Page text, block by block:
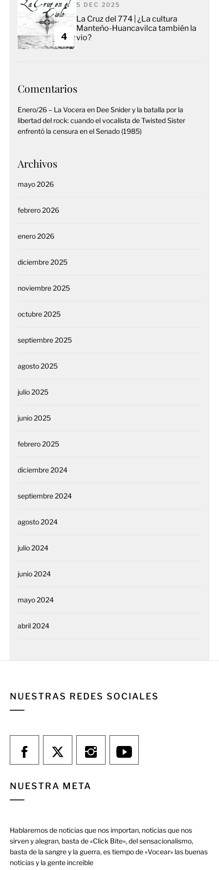
4
5 DEC 2025
La Cruz del 774 | ¿La cultura
Manteño-Huancavilca también la
vio?
Comentarios
Enero/26 – La Vocera en Dee Snider y la batalla por la
libertad del rock: cuando el vocalista de Twisted Sister
enfrentó la censura en el Senado (1985)
Archivos
mayo 2026
febrero 2026
enero 2026
diciembre 2025
noviembre 2025
octubre 2025
septiembre 2025
agosto 2025
julio 2025
junio 2025
febrero 2025
diciembre 2024
septiembre 2024
agosto 2024
julio 2024
junio 2024
mayo 2024
abril 2024
NUESTRAS REDES SOCIALES
NUESTRA META
Hablaremos de noticias que nos importan, noticias que nos
sirven y alegran, basta de «Click Bite», del sensacionalismo,
basta de la sangre y la guerra, es tiempo de «Vocear» las buenas
noticias y la gente increible